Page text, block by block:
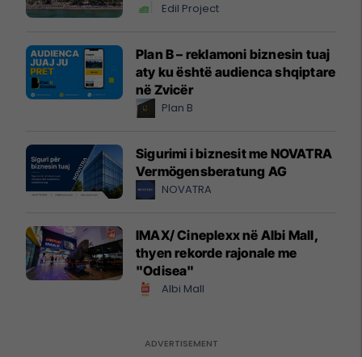
Edil Project
Plan B – reklamoni biznesin tuaj
aty ku është audienca shqiptare
në Zvicër
Plan B
Sigurimi i biznesit me NOVATRA
Vermögensberatung AG
NOVATRA
IMAX/ Cineplexx në Albi Mall,
thyen rekorde rajonale me
"Odisea"
Albi Mall